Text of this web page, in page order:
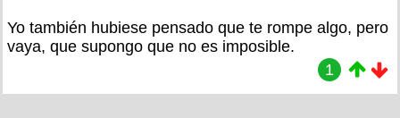
Yo también hubiese pensado que te rompe algo, pero
vaya, que supongo que no es imposible.
1